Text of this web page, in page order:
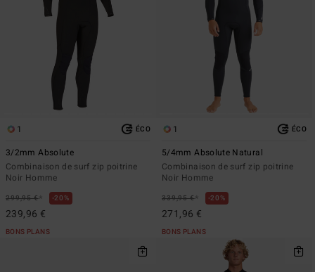
1 ÉCO
3/2mm Absolute
Combinaison de surf zip poitrine
Noir Homme
299,95 €* 20%
239,96 €
BONS PLANS
1 ÉCO
5/4mm Absolute Natural
Combinaison de surf zip poitrine
Noir Homme
339,95 €* 20%
271,96 €
BONS PLANS